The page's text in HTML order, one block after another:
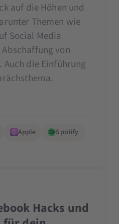
auf die Höhen und
Themen wie
Social Media
von
die Einführung
Apple
Spotify
Hacks und